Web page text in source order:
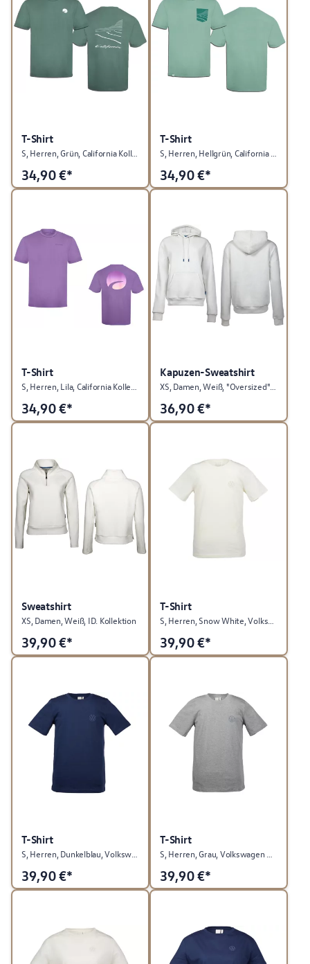
T-Shirt
S, Herren, Grün, California Kollektion
34,90€*
T-Shirt
34,90€*
T-Shirt
S, Herren, Lila, California Kollektion
34,90€*
Kapuzen-Sweatshirt
XS, Damen, Weiß, "Oversized"-Schnitt, ID. Kollektion
36,90€*
Sweatshirt
XS, Damen, Weiß, ID. Kollektion
39,90€*
T-Shirt
39,90€*
T-Shirt
S, Herren, Dunkelblau, Volkswagen Kollektion
39,90€*
T-Shirt
S, Herren, Grau, Volkswagen Kollektion
39,90€*